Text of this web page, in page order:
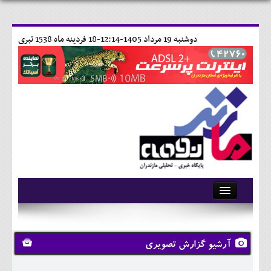
18 فردينه ماه 1538 تبری دوشنبه 19 مرداد 1405-12:14-
آرشیو
تماس با ما
وبلاگ
آرشیو گزارش تصویری